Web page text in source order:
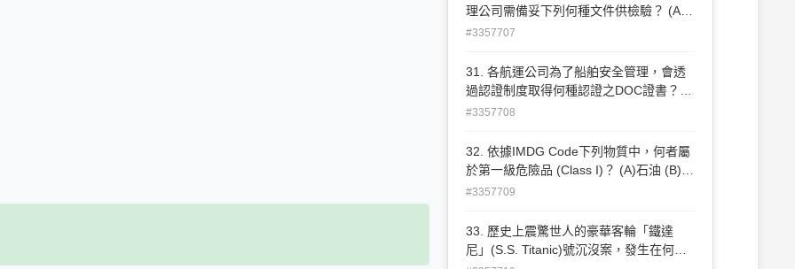
理公司需備妥下列何種文件供檢驗？ (A)
(SMC+DOC)正本 (B)(SMC+DOC)副本
+DOC正本
#3357707
31. 各航運公司為了船舶安全管理，會透
過認證制度取得何種認證之DOC證書？
(A)ISM (B)SMC (C)ISO (D)DOC
#3357708
32. 依據IMDG Code下列物質中，何者屬
於第一級危險品 (Class I)？ (A)石油 (B)火
藥 (C)氰酸鉀 (D)硫酸
#3357709
33. 歷史上震驚世人的豪華客輪「鐵達
尼」(S.S. Titanic)號沉沒案，發生在何